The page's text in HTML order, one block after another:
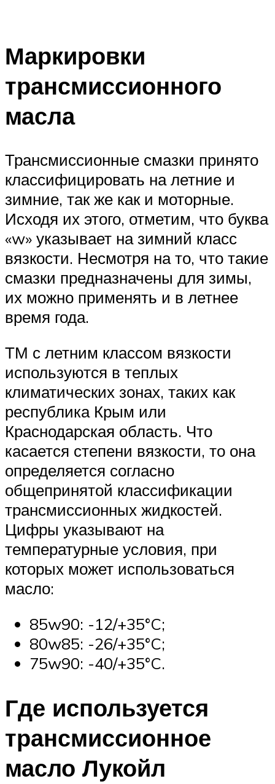
Маркировки
трансмиссионного
масла
Трансмиссионные смазки принято
классифицировать на летние и
зимние, так же как и моторные.
Исходя их этого, отметим, что буква
«w» указывает на зимний класс
вязкости. Несмотря на то, что такие
смазки предназначены для зимы,
их можно применять и в летнее
время года.
ТМ с летним классом вязкости
используются в теплых
климатических зонах, таких как
республика Крым или
Краснодарская область. Что
касается степени вязкости, то она
определяется согласно
общепринятой классификации
трансмиссионных жидкостей.
Цифры указывают на
температурные условия, при
которых может использоваться
масло:
85w90: -12/+35°C;
80w85: -26/+35°C;
75w90: -40/+35°C.
Где используется
трансмиссионное
масло Лукойл